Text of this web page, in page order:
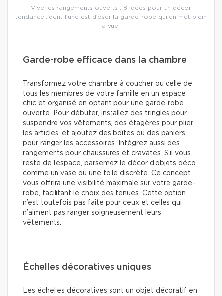
Vive les rangements ouverts : 8 idées pour un décor
tendance…dont l’une est d’oser la garde-robe qui en met plein
la vue !
Garde-robe efficace dans la chambre
Transformez votre chambre à coucher ou celle de
tous les membres de votre famille en un espace
chic et organisé en optant pour une garde-robe
ouverte. Pour débuter, installez des tringles pour
suspendre vos vêtements, des étagères pour plier
les articles, et ajoutez des boîtes ou des paniers
pour ranger les accessoires. Intégrez aussi des
rangements pour chaussures et cravates. S’il vous
reste de l’espace, parsemez le décor d’objets déco
comme un vase ou une toile discrète. Ce concept
vous offrira une visibilité maximale sur votre garde-
robe, facilitant le choix des tenues. Cette option
n’est toutefois pas faite pour ceux et celles qui
n’aiment pas ranger soigneusement leurs
vêtements.
Échelles décoratives uniques
Les échelles décoratives sont un objet décoratif en